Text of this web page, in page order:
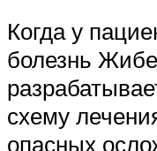
Когда у
болезнь
схему
опасных